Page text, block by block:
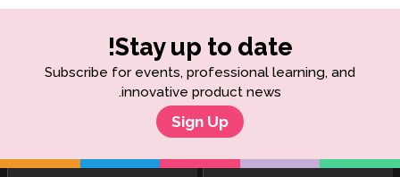
Stay up to date!
Subscribe for events, professional learning, and
innovative product news.
Sign Up